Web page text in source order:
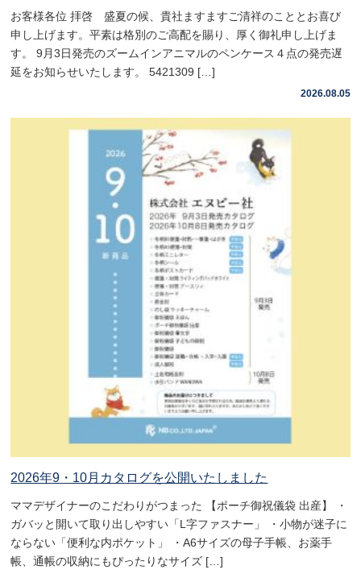
お客様各位 拝啓 盛夏の候、貴社ますますご清祥のこととお喜び
申し上げます。平素は格別のご高配を賜り、厚く御礼申し上げま
す。 9月3日発売のズームインアニマルのペンケース４点の発売遅
延をお知らせいたします。 5421309 […]
2026.08.05
2026年9・10月カタログを公開いたしました
ママデザイナーのこだわりがつまった 【ポーチ御祝儀袋 出産】 ・
ガバッと開いて取り出しやすい「L字ファスナー」 ・小物が迷子に
ならない「便利な内ポケット」 ・A6サイズの母子手帳、お薬手
帳、通帳の収納にもぴったりなサイズ […]